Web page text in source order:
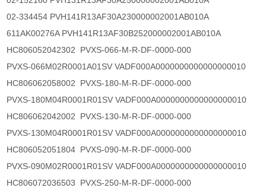
02-334454 PVH141R13AF30A230000002001AB010A
611AK00276A PVH141R13AF30B252000002001AB010A
HC806052042302 PVXS-066-M-R-DF-0000-000
PVXS-066M02R0001A01SV VADF000A0000000000000000010
HC806062058002 PVXS-180-M-R-DF-0000-000
PVXS-180M04R0001R01SV VADF000A0000000000000000010
HC806062042002 PVXS-130-M-R-DF-0000-000
PVXS-130M04R0001R01SV VADF000A0000000000000000010
HC806052051804 PVXS-090-M-R-DF-0000-000
PVXS-090M02R0001R01SV VADF000A0000000000000000010
HC806072036503 PVXS-250-M-R-DF-0000-000